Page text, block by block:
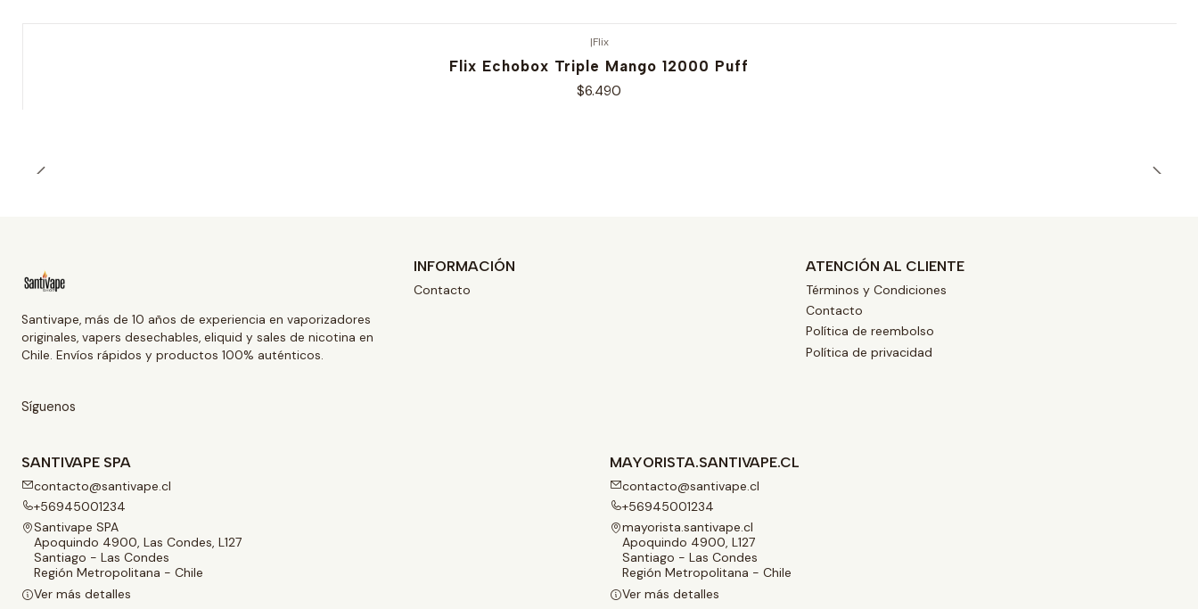
|Flix
Flix Echobox Triple Mango 12000 Puff
$6.490
Santivape, más de 10 años de experiencia en vaporizadores
originales, vapers desechables, eliquid y sales de nicotina en
Chile. Envíos rápidos y productos 100% auténticos.
Síguenos
INFORMACIÓN
Contacto
ATENCIÓN AL CLIENTE
Términos y Condiciones
Contacto
Política de reembolso
Política de privacidad
SANTIVAPE SPA
contacto@santivape.cl
+56945001234
Santivape SPA
Apoquindo 4900, Las Condes, L127
Santiago - Las Condes
Región Metropolitana - Chile
Ver más detalles
MAYORISTA.SANTIVAPE.CL
contacto@santivape.cl
+56945001234
mayorista.santivape.cl
Apoquindo 4900, L127
Santiago - Las Condes
Región Metropolitana - Chile
Ver más detalles